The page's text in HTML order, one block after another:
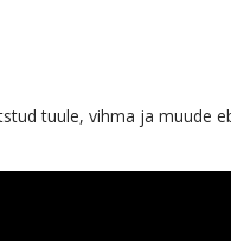
tuule, vihma ja muude